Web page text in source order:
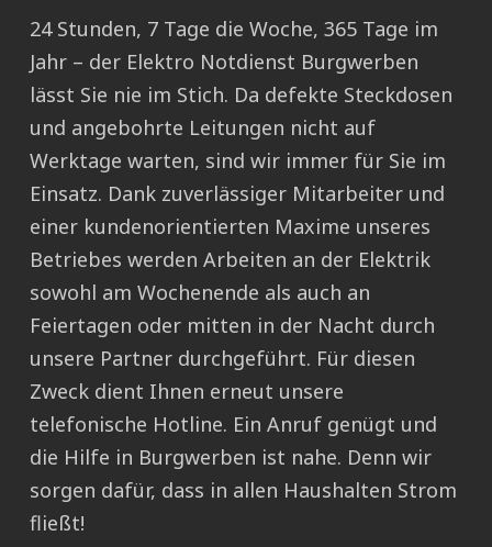
24 Stunden, 7 Tage die Woche, 365 Tage im
Jahr – der Elektro Notdienst Burgwerben
lässt Sie nie im Stich. Da defekte Steckdosen
und angebohrte Leitungen nicht auf
Werktage warten, sind wir immer für Sie im
Einsatz. Dank zuverlässiger Mitarbeiter und
einer kundenorientierten Maxime unseres
Betriebes werden Arbeiten an der Elektrik
sowohl am Wochenende als auch an
Feiertagen oder mitten in der Nacht durch
unsere Partner durchgeführt. Für diesen
Zweck dient Ihnen erneut unsere
telefonische Hotline. Ein Anruf genügt und
die Hilfe in Burgwerben ist nahe. Denn wir
sorgen dafür, dass in allen Haushalten Strom
fließt!